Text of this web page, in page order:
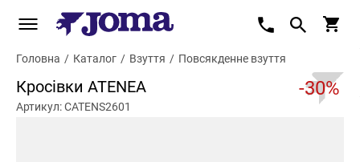
Головна / Каталог / Взуття / Повсякденне взуття
Кросівки ATENEA -30%
Артикул: CATENS2601